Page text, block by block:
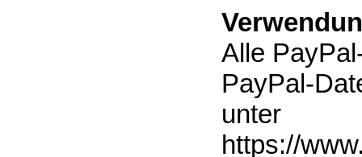
Alle
PayPal-
unter
https://